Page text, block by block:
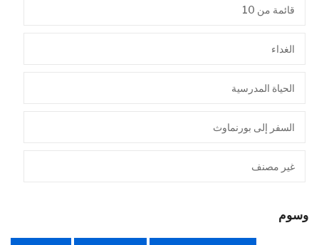
قائمة من 10
الغداء
الحياة المدرسية
السفر إلى بورنماوث
غير مصنف
وسوم